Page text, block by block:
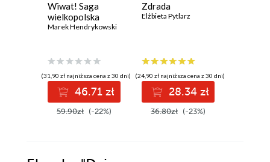
Wiwat! Saga
wielkopolska
Marek Hendrykowski
(31,90 zł najniższa cena z 30 dni)
46.71 zł
59.90zł (-22%)
Zdrada
Elżbieta Pytlarz
(24,90 zł najniższa cena z 30 dni)
28.34 zł
36.80zł (-23%)